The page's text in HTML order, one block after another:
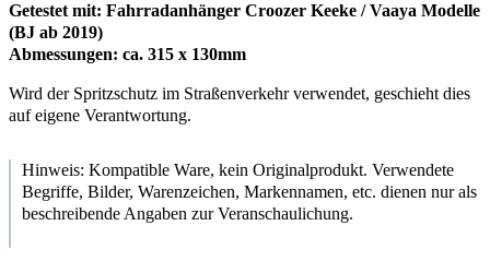
Getestet mit: Fahrradanhänger Croozer Keeke / Vaaya Modelle
(BJ ab 2019)
Abmessungen: ca. 315 x 130mm
Wird der Spritzschutz im Straßenverkehr verwendet, geschieht dies
auf eigene Verantwortung.
Hinweis: Kompatible Ware, kein Originalprodukt. Verwendete
Begriffe, Bilder, Warenzeichen, Markennamen, etc. dienen nur als
beschreibende Angaben zur Veranschaulichung.